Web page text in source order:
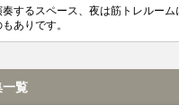
するスペース、夜は筋トレルーム
ありです。
一覧